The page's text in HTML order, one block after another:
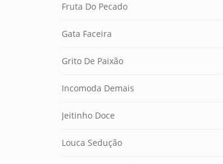
Fruta Do Pecado
Gata Faceira
Grito De Paixão
Incomoda Demais
Jeitinho Doce
Louca Sedução